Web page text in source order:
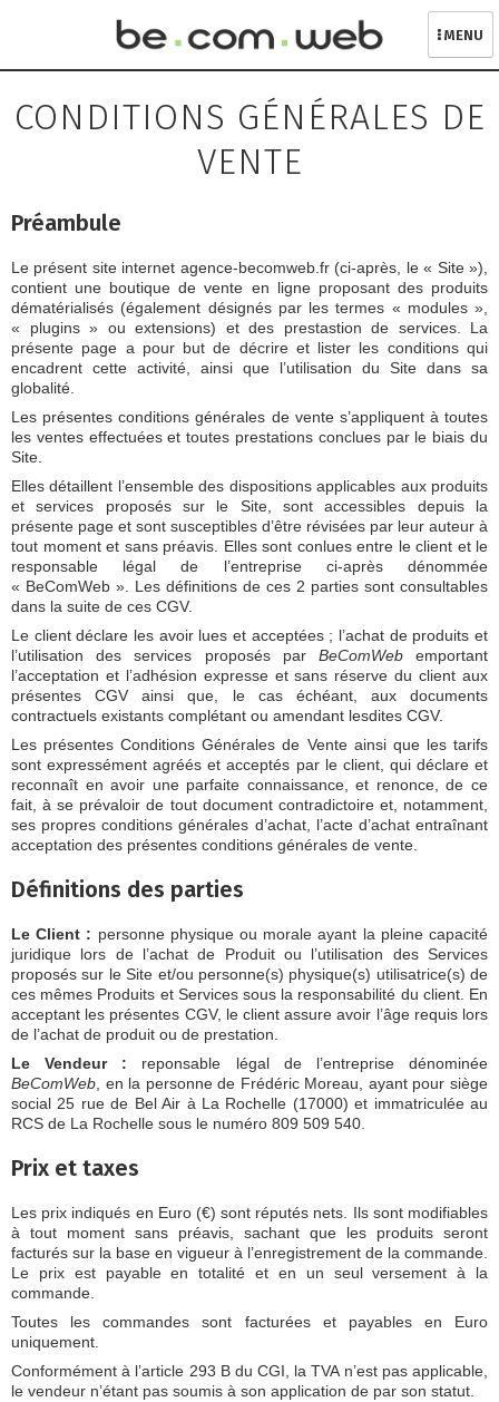
content
MENU
CONDITIONS GÉNÉRALES DE
VENTE
Préambule
Le présent site internet agence-becomweb.fr (ci-après, le « Site »),
contient une boutique de vente en ligne proposant des produits
dématérialisés (également désignés par les termes « modules »,
« plugins » ou extensions) et des prestastion de services. La
présente page a pour but de décrire et lister les conditions qui
encadrent cette activité, ainsi que l’utilisation du Site dans sa
globalité.
Les présentes conditions générales de vente s’appliquent à toutes
les ventes effectuées et toutes prestations conclues par le biais du
Site.
Elles détaillent l’ensemble des dispositions applicables aux produits
et services proposés sur le Site, sont accessibles depuis la
présente page et sont susceptibles d’être révisées par leur auteur à
tout moment et sans préavis. Elles sont conlues entre le client et le
responsable légal de l’entreprise ci-après dénommée
« BeComWeb ». Les définitions de ces 2 parties sont consultables
dans la suite de ces CGV.
Le client déclare les avoir lues et acceptées ; l’achat de produits et
l’utilisation des services proposés par BeComWebemportant
l’acceptation et l’adhésion expresse et sans réserve du client aux
présentes CGV ainsi que, le cas échéant, aux documents
contractuels existants complétant ou amendant lesdites CGV.
Les présentes Conditions Générales de Vente ainsi que les tarifs
sont expressément agréés et acceptés par le client, qui déclare et
reconnaît en avoir une parfaite connaissance, et renonce, de ce
fait, à se prévaloir de tout document contradictoire et, notamment,
ses propres conditions générales d’achat, l’acte d’achat entraînant
acceptation des présentes conditions générales de vente.
Définitions des parties
Le Client : personne physique ou morale ayant la pleine capacité
juridique lors de l’achat de Produit ou l’utilisation des Services
proposés sur le Site et/ou personne(s) physique(s) utilisatrice(s) de
ces mêmes Produits et Services sous la responsabilité du client. En
acceptant les présentes CGV, le client assure avoir l’âge requis lors
de l’achat de produit ou de prestation.
Le Vendeur : reponsable légal de l’entreprise dénominée
BeComWeb , en la personne de Frédéric Moreau, ayant pour siège
social 25 rue de Bel Air à La Rochelle (17000) et immatriculée au
RCS de La Rochelle sous le numéro 809 509 540.
Prix et taxes
Les prix indiqués en Euro (€) sont réputés nets. Ils sont modifiables
à tout moment sans préavis, sachant que les produits seront
facturés sur la base en vigueur à l’enregistrement de la commande.
Le prix est payable en totalité et en un seul versement à la
commande.
Toutes les commandes sont facturées et payables en Euro
uniquement.
Conformément à l’article 293 B du CGI, la TVA n’est pas applicable,
le vendeur n’étant pas soumis à son application de par son statut.